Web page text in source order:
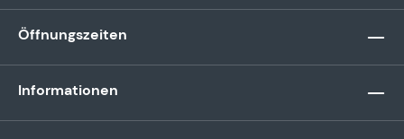
Öffnungszeiten
Informationen